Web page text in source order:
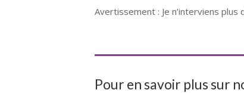
Avertissement : Je n’interviens plus
Pour en savoir plus sur